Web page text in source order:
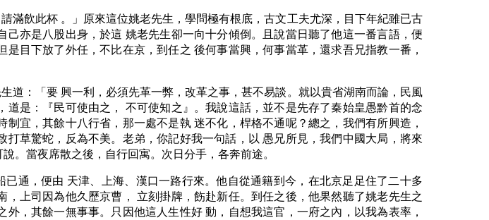
滿飲此杯 。」原來這位姚老先生，學問極有根底，古文工夫尤深，目下年紀雖已古
亦是八股出身，於這 姚老先生卻一向十分傾倒。且說當日聽了他這一番言語，便
目下放了外任，不比在京，到任之 後何事當興，何事當革，還求吾兄指教一番，
道：「要 興一利，必須先革一弊，改革之事，甚不易談。就以貴省湖南而論，民風
是：『民可使由之， 不可使知之』。我說這話，並不是先存了秦始皇愚黔首的念
宜，其餘十八行省，那一處不是執 迷不化，桿格不通呢？總之，我們有所興造，
草驚蛇，反為不美。老弟，你記好我一句話，以 愚兄所見，我們中國大局，將來
。當夜席散之後，自行回寓。次日分手，各奔前途。
通，便由 天津、上海、漢口一路行來。他自從通籍到今，在北京足足住了二十多
上司因為他久歷京曹， 立刻掛牌，飭赴新任。到任之後，他果然聽了姚老先生之
，其餘一無事事。只因他這人生性好 動，自想我這官，一府之內，以我為表率，